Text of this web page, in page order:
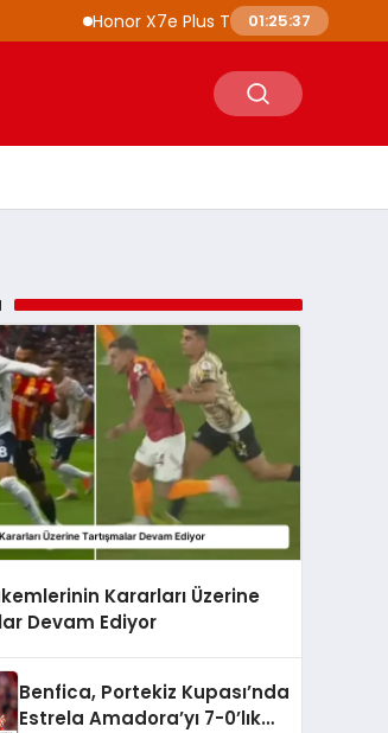
Honor X7e Plus Tanıtıldı 8100 mAh
01:25:38
Kararları Üzerine
Devam Ediyor
Benfica, Portekiz Kupası’nda
Estrela Amadora’yı 7-0’lık